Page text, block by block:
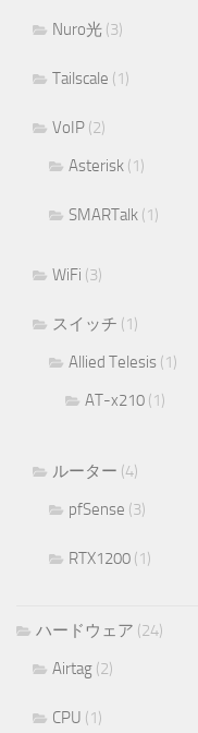
Nuro光 (3)
Tailscale (1)
VoIP (2)
Asterisk (1)
SMARTalk (1)
WiFi (3)
スイッチ (1)
Allied Telesis (1)
AT-x210 (1)
ルーター (4)
pfSense (3)
RTX1200 (1)
ハードウェア (24)
Airtag (2)
CPU (1)